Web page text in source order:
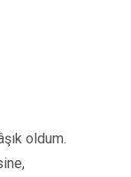
oldum.